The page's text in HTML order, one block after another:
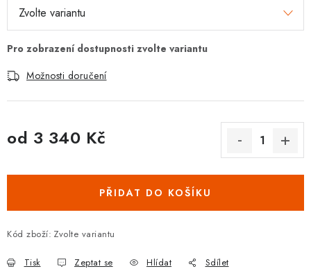
Možnosti doručení
od 3 340 Kč
PŘIDAT DO KOŠÍKU
Kód zboží: Zvolte variantu
Tisk Zeptat se Hlídat Sdílet